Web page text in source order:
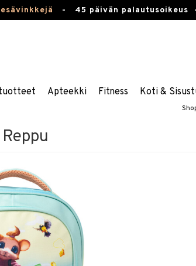
- 45 päivän palautusoikeus
Apteekki Fitness Koti &